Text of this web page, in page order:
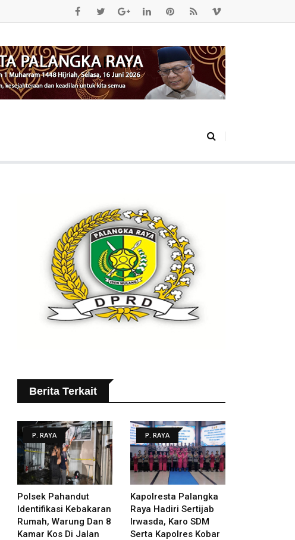
Berita Terkait
P. RAYA
Polsek Pahandut
Identifikasi Kebakaran
Rumah, Warung Dan 8
Kamar Kos Di Jalan
P. RAYA
Kapolresta Palangka
Raya Hadiri Sertijab
Irwasda, Karo SDM
Serta Kapolres Kobar